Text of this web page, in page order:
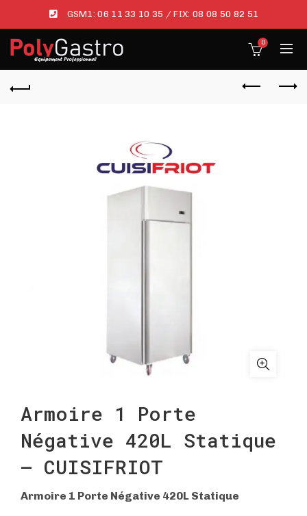
GSM1:06 11 33 10 35 / FIX: 08 08 50 82 51
0
Armoire 1 Porte
Négative 420L Statique
– CUISIFRIOT
Armoire 1 Porte Négative 420L Statique